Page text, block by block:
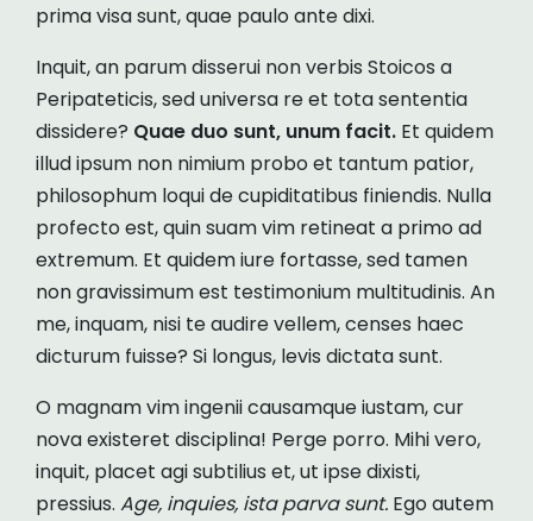
prima visa sunt, quae paulo ante dixi.
Inquit, an parum disserui non verbis Stoicos a
Peripateticis, sed universa re et tota sententia
dissidere? Quae duo sunt, unum facit. Et quidem
illud ipsum non nimium probo et tantum patior,
philosophum loqui de cupiditatibus finiendis. Nulla
profecto est, quin suam vim retineat a primo ad
extremum. Et quidem iure fortasse, sed tamen
non gravissimum est testimonium multitudinis. An
me, inquam, nisi te audire vellem, censes haec
dicturum fuisse? Si longus, levis dictata sunt.
O magnam vim ingenii causamque iustam, cur
nova existeret disciplina! Perge porro. Mihi vero,
inquit, placet agi subtilius et, ut ipse dixisti,
pressius. Age, inquies, ista parva sunt. Ego autem